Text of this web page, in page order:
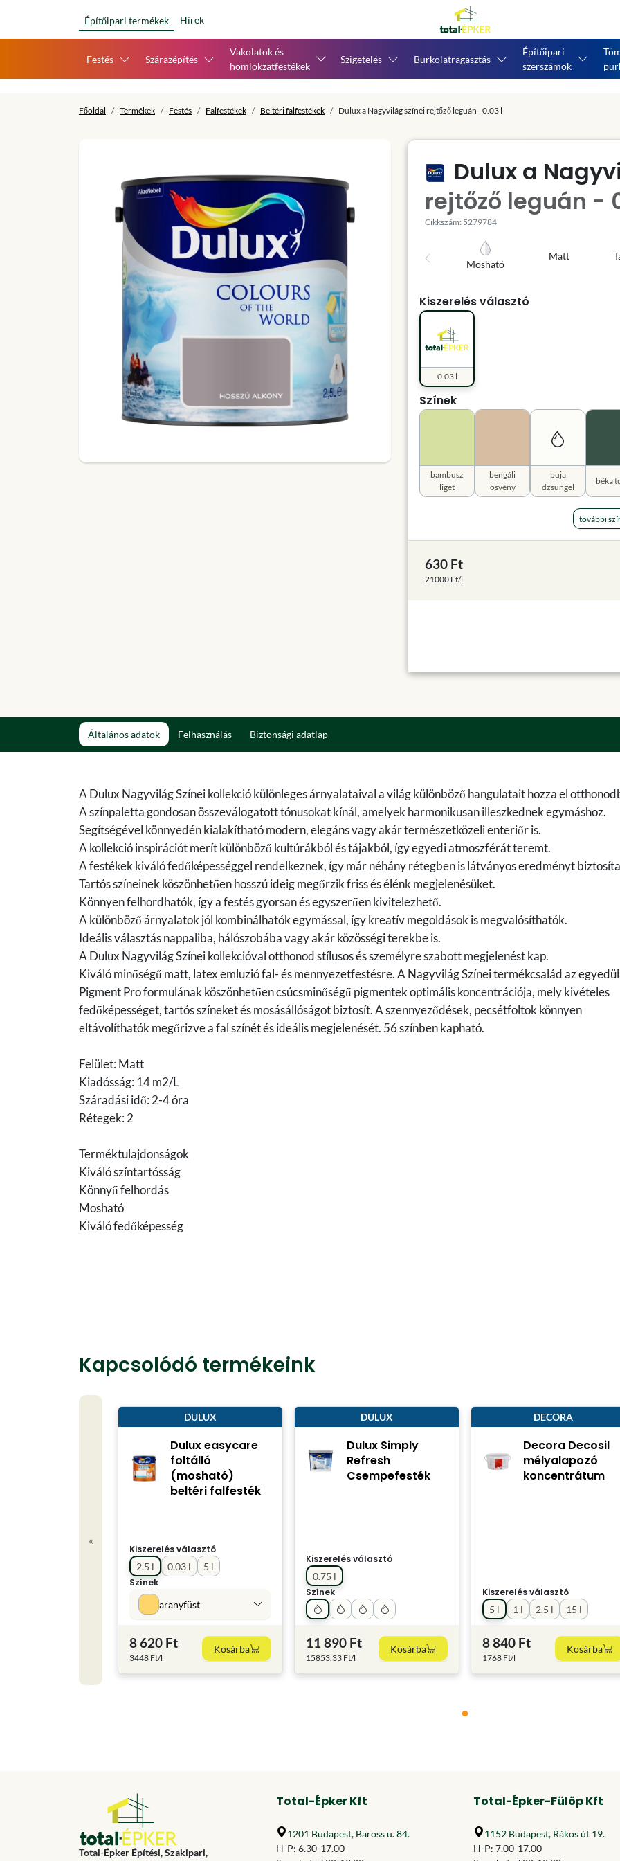
Építőipari termékek Hírek
Festés Szárazépítés
Vakolatok és
homlokzatfestékek
Szigetelés Burkolatragasztás
Építőipari
szerszámok
Főoldal Termékek Festés Falfestékek Beltéri falfestékek Dulux a Nagyvilág színei rejtőző leguán - 0.03 l
Dulux a
rejtőző leguán -
Cikkszám: 5279784
Mosható
Matt
Kiszerelés választó
0.03 l
Színek
bambusz
liget
bengáli
ösvény
buja
dzsungel
béka
további
630 Ft
21000 Ft/l
Általános adatok Felhasználás Biztonsági adatlap
A Dulux Nagyvilág Színei kollekció különleges árnyalataival a világ különböző hangulatait hozza el
A színpaletta gondosan összeválogatott tónusokat kínál, amelyek harmonikusan illeszkednek egymáshoz.
Segítségével könnyedén kialakítható modern, elegáns vagy akár természetközeli enteriőr is.
A kollekció inspirációt merít különböző kultúrákból és tájakból, így egyedi atmoszférát teremt.
A festékek kiváló fedőképességgel rendelkeznek, így már néhány rétegben is látványos eredményt
Tartós színeinek köszönhetően hosszú ideig megőrzik friss és élénk megjelenésüket.
Könnyen felhordhatók, így a festés gyorsan és egyszerűen kivitelezhető.
A különböző árnyalatok jól kombinálhatók egymással, így kreatív megoldások is megvalósíthatók.
Ideális választás nappaliba, hálószobába vagy akár közösségi terekbe is.
A Dulux Nagyvilág Színei kollekcióval otthonod stílusos és személyre szabott megjelenést kap.
Kiváló minőségű matt, latex emluzió fal- és mennyezetfestésre. A Nagyvilág Színei termékcsalád az
Pigment Pro formulának köszönhetően csúcsminőségű pigmentek optimális koncentrációja, mely kivételes
fedőképességet, tartós színeket és mosásállóságot biztosít. A szennyeződések, pecsétfoltok könnyen
eltávolíthatók megőrizve a fal színét és ideális megjelenését. 56 színben kapható.
Felület: Matt
Kiadósság: 14 m2/L
Száradási idő: 2-4 óra
Rétegek: 2
Terméktulajdonságok
Kiváló színtartósság
Könnyű felhordás
Mosható
Kiváló fedőképesség
Kapcsolódó termékeink
«
DULUX
Dulux easycare
foltálló
(mosható)
beltéri falfesték
Kiszerelés választó
0.03 l
2.5 l
5 l
Színek
aranyfüst
8 620 Ft
3448 Ft/l
Kosárba
DULUX
Dulux Simply
Refresh
Csempefesték
Kiszerelés választó
0.75 l
Színek
11 890 Ft
15853.33 Ft/l
Kosárba
DECORA
Decora Decosil
mélyalapozó
koncentrátum
Kiszerelés választó
1 l
2.5 l
5 l 15 l
8 840 Ft
1768 Ft/l
Kosárba
Total-Épker Építési, Szakipari,
Total-Épker Kft
1201 Budapest, Baross u. 84.
H-P: 6.30-17.00
Total-Épker-Fülöp Kft
1152 Budapest, Rákos út 19.
H-P: 7.00-17.00